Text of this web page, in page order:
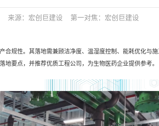
来源：宏创巨建设 第一对焦： 宏创巨建设
规性。其落地需兼顾洁净度、温湿度控制、能耗优化与
要点，并推荐优质工程公司，为生物医药企业提供参考。